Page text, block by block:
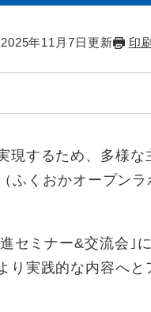
年11月7日更新 印
するため、多様な
ふくおかオープンラ
セミナー&交流会｣
り実践的な内容へと